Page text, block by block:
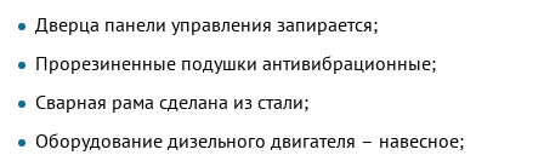
Дверца панели управления запирается;
Прорезиненные подушки антивибрационные;
Сварная рама сделана из стали;
Оборудование дизельного двигателя – навесное;